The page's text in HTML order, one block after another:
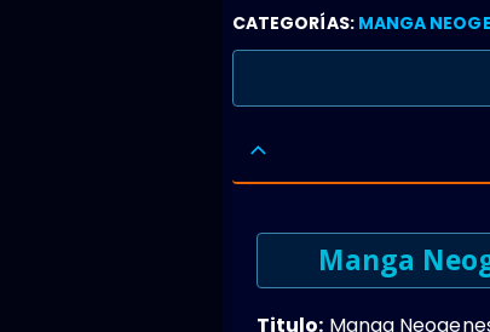
CATEGORÍAS: MANGA
Manga
Titulo: Manga